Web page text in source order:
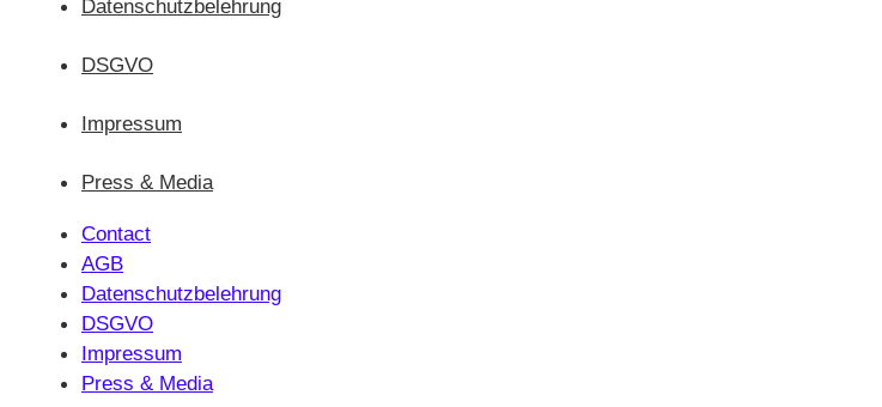
Datenschutzbelehrung
DSGVO
Impressum
Press & Media
Contact
AGB
Datenschutzbelehrung
DSGVO
Impressum
Press & Media